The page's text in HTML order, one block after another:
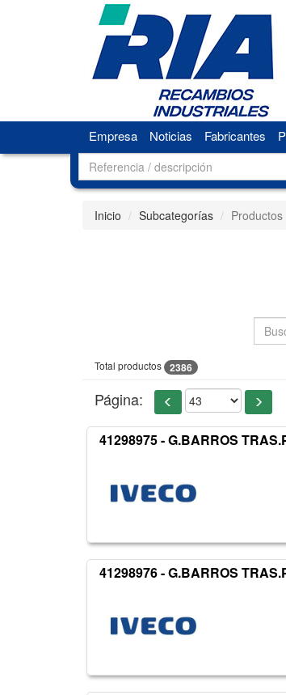
Empresa Noticias Fabricantes
Inicio Subcategorías Productos
Total productos 2386
Página:
41298975 - G.BARROS
41298976 - G.BARROS